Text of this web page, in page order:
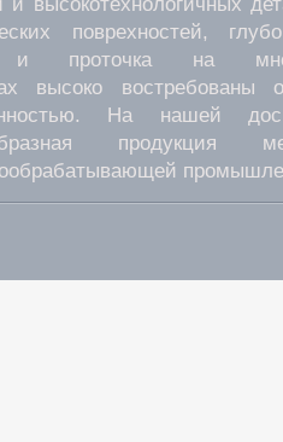
поврехностей,
и проточка на
высоко востребованы
На нашей
продукция